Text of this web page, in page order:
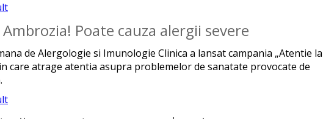
Poate cauza alergii severe
de Alergologie si Imunologie Clinica a lansat campania „Atentie la
care atrage atentia asupra problemelor de sanatate provocate de